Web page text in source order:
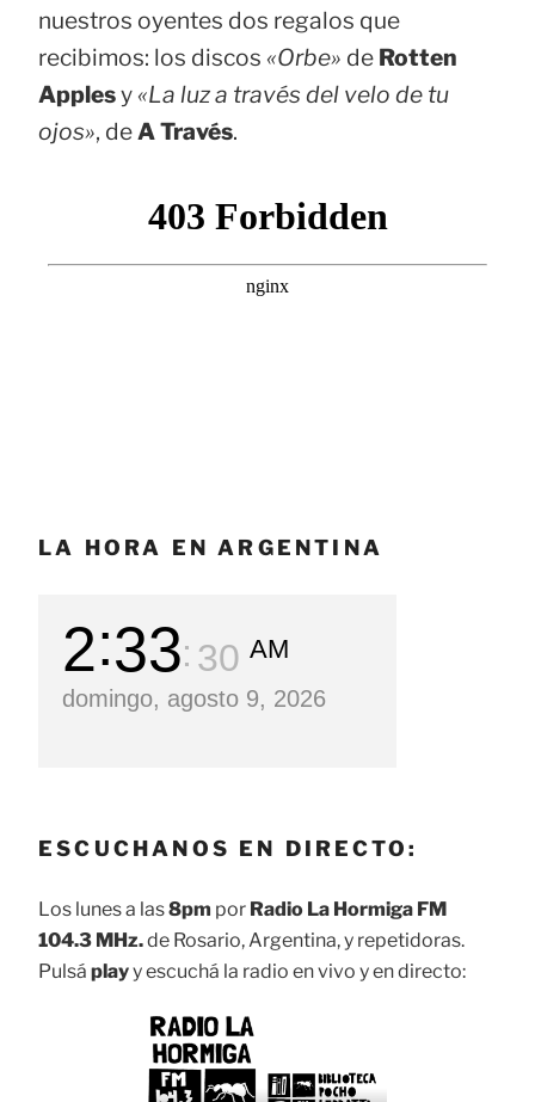
nuestros oyentes dos regalos que
recibimos: los discos «Orbe» de Rotten
Applesy «La luz a través del velo de tu
ojos», deA Través.
LA HORA EN ARGENTINA
2 33 31 AM
domingo, agosto 9, 2026
ESCUCHANOS EN DIRECTO:
Los lunes a las8pm por Radio La Hormiga FM
104.3 MHz.de Rosario, Argentina, y repetidoras.
Pulsá playy escuchá la radio en vivo y en directo: